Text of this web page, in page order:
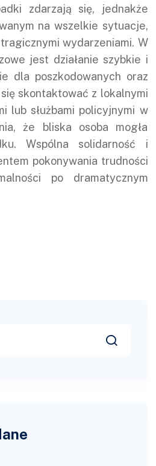
zdarzają się, jednakże
na wszelkie sytuacje,
wydarzeniami. W
jest działanie szybkie i
dla poszkodowanych oraz
skontaktować z lokalnymi
lub służbami policyjnymi w
że bliska osoba mogła
Wspólna solidarność i
pokonywania trudności
po dramatycznym